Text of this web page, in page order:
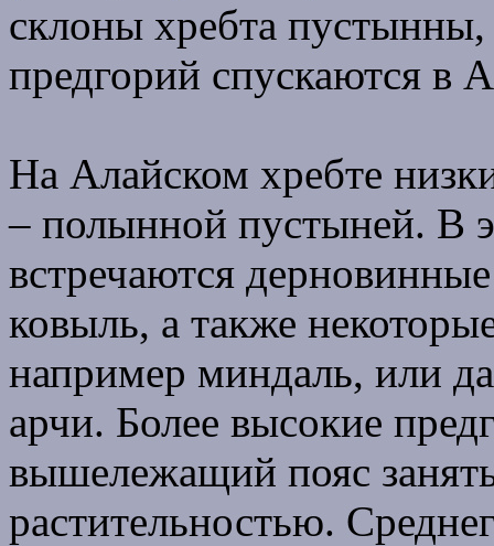
склоны хребта
предгорий спускаются в
На Алайском хребте
– полынной пустыней. В
встречаются
ковыль, а также
например миндаль, или
арчи. Более высокие
вышележащий пояс
растительностью.